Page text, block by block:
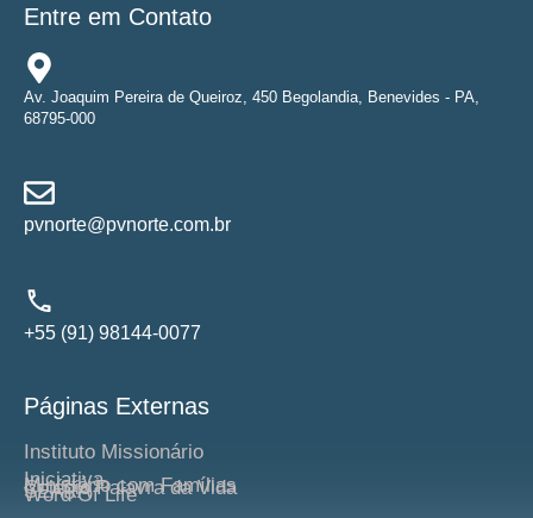
Entre em Contato
Av. Joaquim Pereira de Queiroz, 450 Begolandia, Benevides - PA,
68795-000
pvnorte@pvnorte.com.br
+55 (91) 98144-0077
Páginas Externas
Instituto Missionário
Iniciativa
Ministério com Famílias
Colégio Palavra da Vida
SEARA
Word Of Life